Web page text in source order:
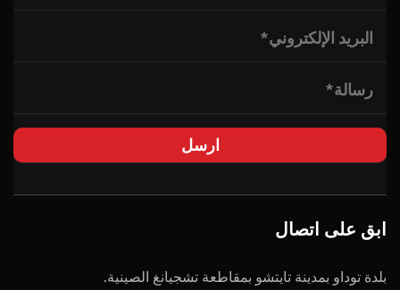
ابق على اتصال
بلدة توداو بمدينة تايتشو بمقاطعة تشجيانغ الصينية.